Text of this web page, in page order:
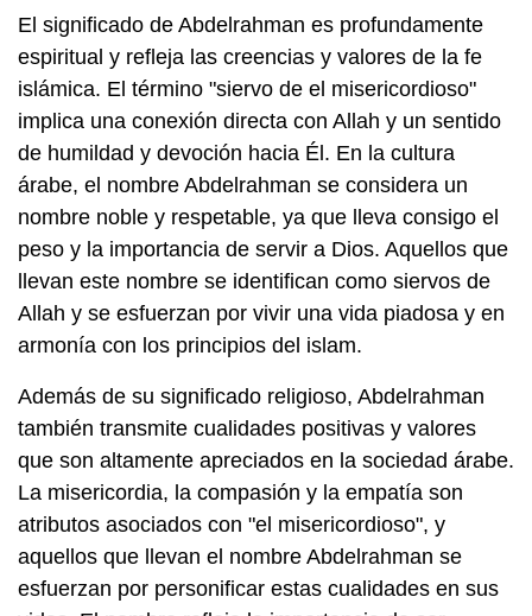
El significado de Abdelrahman es profundamente
espiritual y refleja las creencias y valores de la fe
islámica. El término "siervo de el misericordioso"
implica una conexión directa con Allah y un sentido
de humildad y devoción hacia Él. En la cultura
árabe, el nombre Abdelrahman se considera un
nombre noble y respetable, ya que lleva consigo el
peso y la importancia de servir a Dios. Aquellos que
llevan este nombre se identifican como siervos de
Allah y se esfuerzan por vivir una vida piadosa y en
armonía con los principios del islam.
Además de su significado religioso, Abdelrahman
también transmite cualidades positivas y valores
que son altamente apreciados en la sociedad árabe.
La misericordia, la compasión y la empatía son
atributos asociados con "el misericordioso", y
aquellos que llevan el nombre Abdelrahman se
esfuerzan por personificar estas cualidades en sus